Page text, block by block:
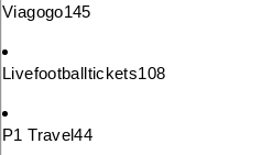
Viagogo145
Livefootballtickets108
P1 Travel44